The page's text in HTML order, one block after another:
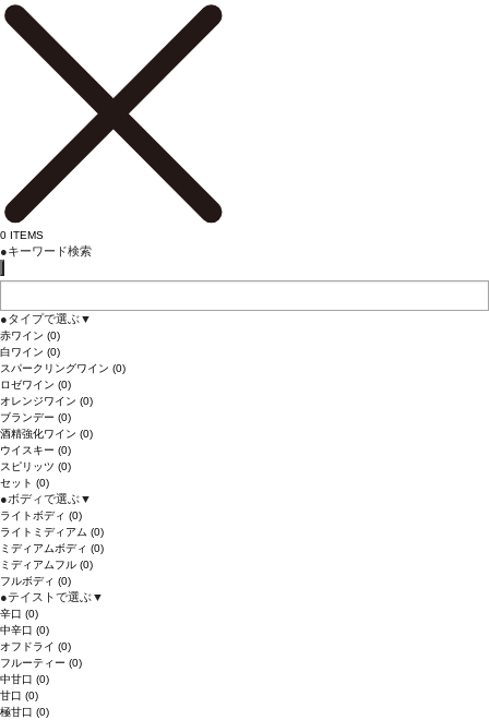
0 ITEMS
●キーワード検索
●タイプで選ぶ▼
赤ワイン (0)
白ワイン (0)
スパークリングワイン (0)
ロゼワイン (0)
オレンジワイン (0)
ブランデー (0)
酒精強化ワイン (0)
ウイスキー (0)
スピリッツ (0)
セット (0)
●ボディで選ぶ▼
ライトボディ (0)
ライトミディアム (0)
ミディアムボディ (0)
ミディアムフル (0)
フルボディ (0)
●テイストで選ぶ▼
辛口 (0)
中辛口 (0)
オフドライ (0)
フルーティー (0)
中甘口 (0)
甘口 (0)
極甘口 (0)